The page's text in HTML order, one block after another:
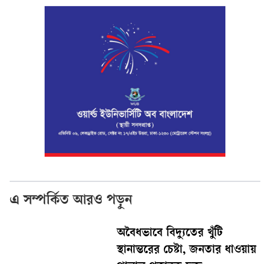
এ সম্পর্কিত আরও পড়ুন
অবৈধভাবে বিদ্যুতের খুঁটি
স্থানান্তরের চেষ্টা, জনতার ধাওয়ায়